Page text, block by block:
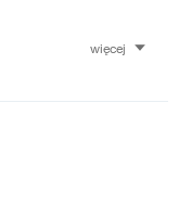
więcej